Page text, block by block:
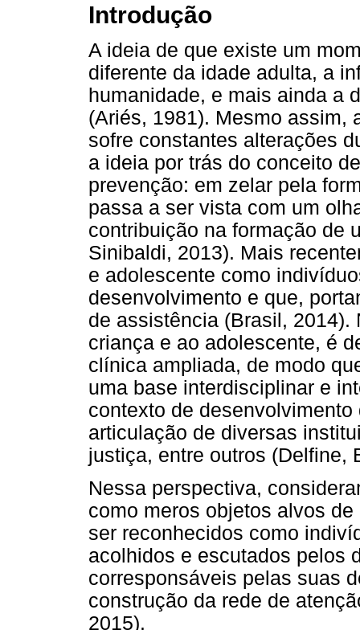
Introdução
A ideia de que existe um
diferente da idade adulta, a
humanidade, e mais ainda a
(Ariés, 1981). Mesmo assim,
sofre constantes alterações
a ideia por trás do conceito
prevenção: em zelar pela
passa a ser vista com um
contribuição na formação de
Sinibaldi, 2013). Mais
e adolescente como
desenvolvimento e que,
de assistência (Brasil,
criança e ao adolescente, é
clínica ampliada, de modo
uma base interdisciplinar e
contexto de
articulação de diversas
justiça, entre outros (Delfine,
Nessa perspectiva,
como meros objetos alvos
ser reconhecidos como
acolhidos e escutados pelos
corresponsáveis pelas suas
construção da rede de
2015).